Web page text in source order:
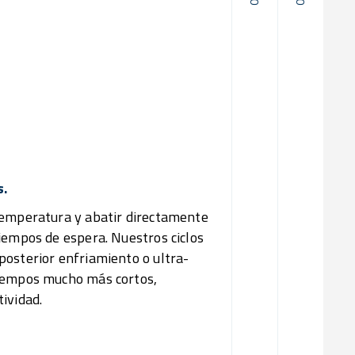
y abatir directamente
de espera. Nuestros ciclos
enfriamiento o ultra-
mucho más cortos,